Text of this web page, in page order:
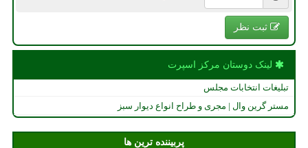
ثبت نظر
لینک دوستان مركز اسپرت
تبلیغات انتخابات مجلس
مستر گرین وال | مجری و طراح انواع دیوار سبز
پربیننده ترین ها